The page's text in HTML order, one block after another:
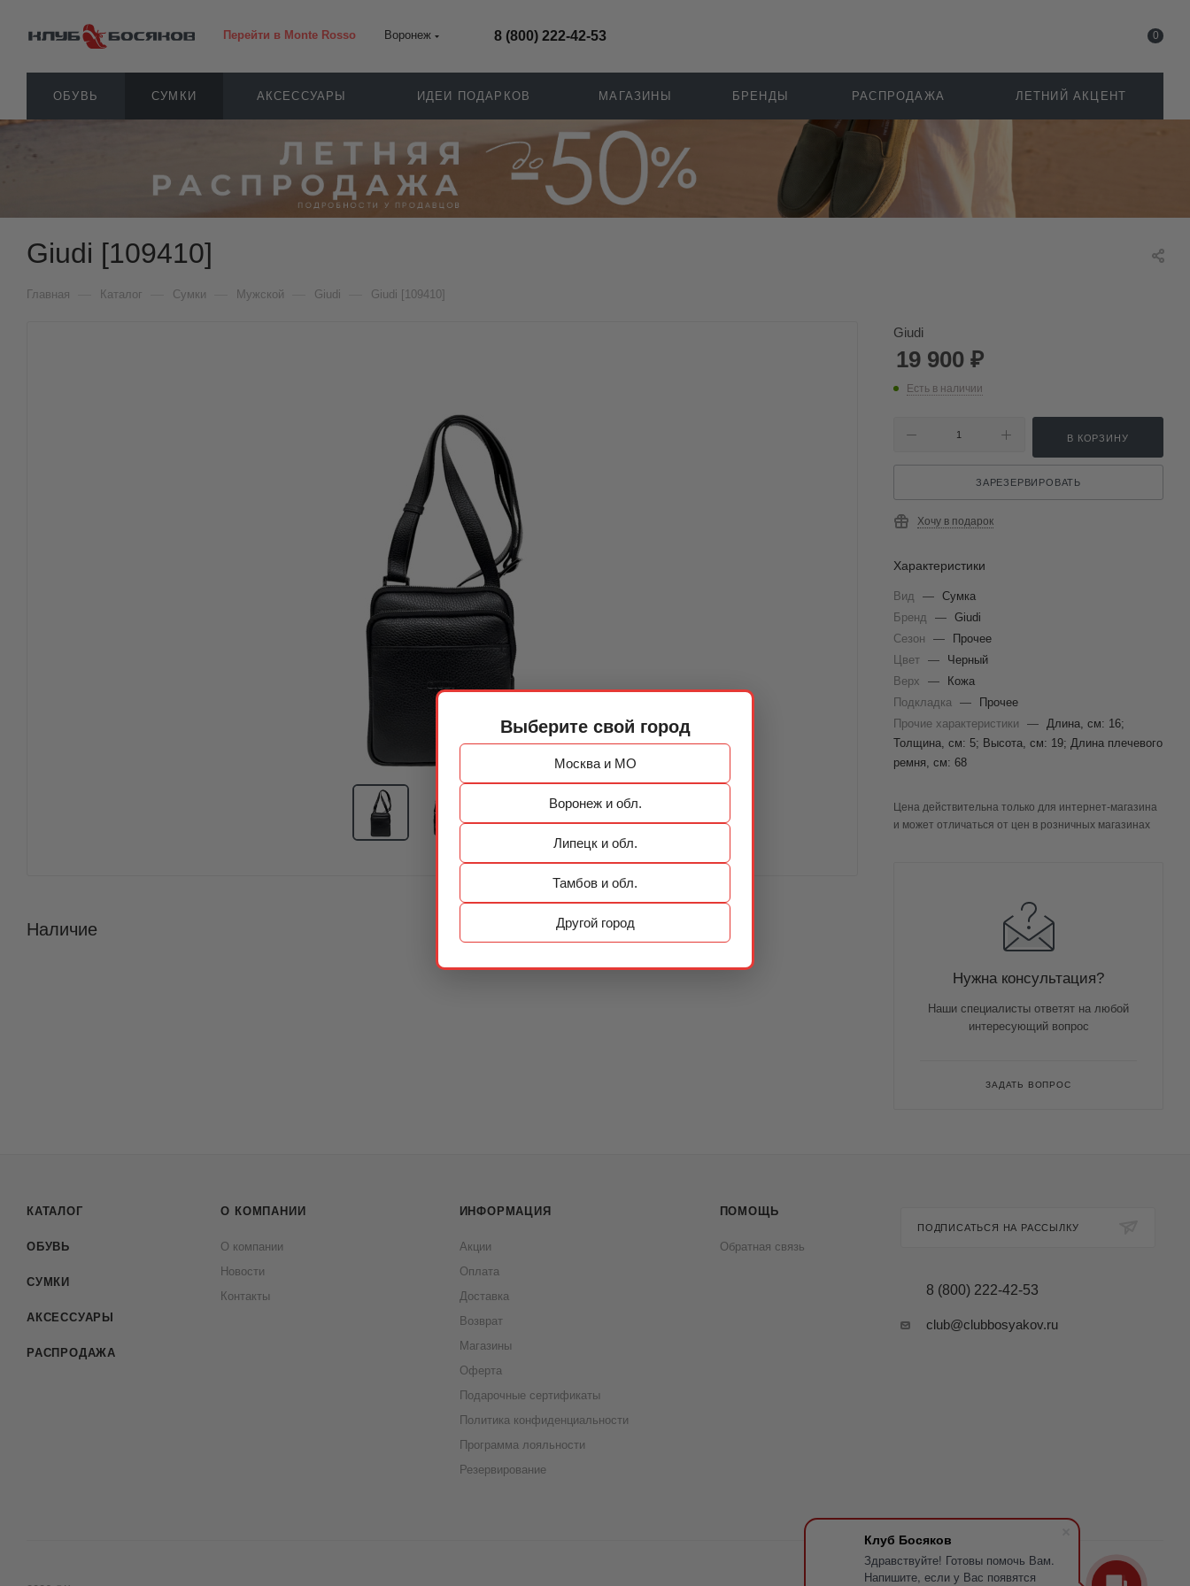
Клуб Босяков
Здравствуйте! Готовы помочь Вам.
Напишите, если у Вас появятся
Выберите свой город
Москва и МО
Воронеж и обл.
Липецк и обл.
Тамбов и обл.
Другой город
Перейти в Monte Rosso Воронеж 8 (800) 222-42-53 0
ОБУВЬ СУМКИ АКСЕССУАРЫ ИДЕИ ПОДАРКОВ МАГАЗИНЫ БРЕНДЫ РАСПРОДАЖА ЛЕТНИЙ АКЦЕНТ
Giudi [109410]
Главная Каталог Сумки Мужской Giudi Giudi [109410]
Наличие
Giudi
19 900 ₽
Есть в наличии
В КОРЗИНУ
ЗАРЕЗЕРВИРОВАТЬ
Хочу в подарок
Характеристики
Вид — Сумка
Бренд
— Giudi
Сезон
—
Прочее
Цвет —
Черный
Верх
—
Кожа
Подкладка —
Прочее
Прочие характеристики
— Длина, см: 16;
Толщина, см: 5; Высота, см: 19; Длина плечевого
ремня, см: 68
Цена действительна только для интернет-магазина
и может отличаться от цен в розничных магазинах
Нужна консультация?
Наши специалисты ответят на любой
интересующий вопрос
ЗАДАТЬ ВОПРОС
КАТАЛОГ
ОБУВЬ
СУМКИ
АКСЕССУАРЫ
РАСПРОДАЖА
О КОМПАНИИ
О компании
Новости
Контакты
ИНФОРМАЦИЯ
Акции
Оплата
Доставка
Возврат
Магазины
Оферта
Подарочные сертификаты
Политика конфиденциальности
Программа лояльности
Резервирование
ПОМОЩЬ
Обратная связь
ПОДПИСАТЬСЯ НА РАССЫЛКУ
8 (800) 222-42-53
club@clubbosyakov.ru